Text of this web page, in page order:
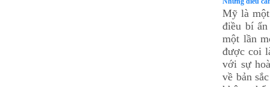
Mỹ là một
điều bí
một lần
được coi
với sự
về bản